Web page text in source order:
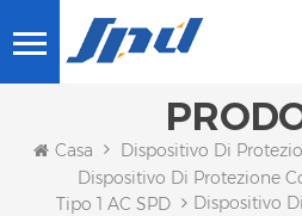
Casa
Dispositivo Di
Dispositivo Di Protezione
Tipo 1 AC SPD
Dispositivo